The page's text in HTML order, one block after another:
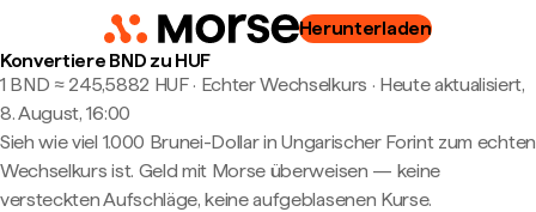
Herunterladen
Konvertiere BND zu HUF
1 BND ≈ 245,5882 HUF · Echter Wechselkurs · Heute aktualisiert,
8. August, 16:00
Sieh wie viel 1.000 Brunei-Dollar in Ungarischer Forint zum echten
Wechselkurs ist. Geld mit Morse überweisen — keine
versteckten Aufschläge, keine aufgeblasenen Kurse.